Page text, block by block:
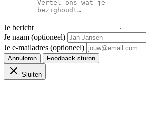
Je bericht
Je naam (optioneel)
Je e-mailadres (optioneel)
Annuleren Feedback sturen
Sluiten